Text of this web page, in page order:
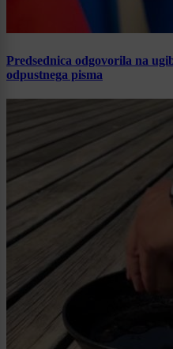
Predsednica odgovorila na
odpustnega pisma